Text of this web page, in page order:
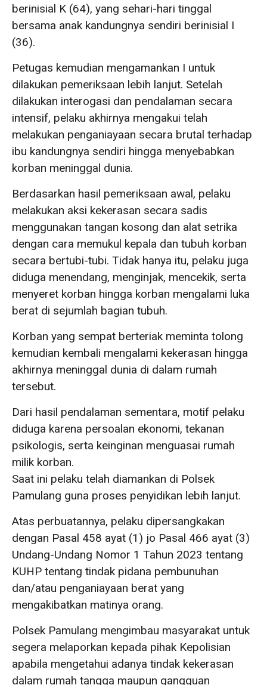
berinisial K (64), yang sehari-hari tinggal
bersama anak kandungnya sendiri berinisial I
(36).
Petugas kemudian mengamankan I untuk
dilakukan pemeriksaan lebih lanjut. Setelah
dilakukan interogasi dan pendalaman secara
intensif, pelaku akhirnya mengakui telah
melakukan penganiayaan secara brutal terhadap
ibu kandungnya sendiri hingga menyebabkan
korban meninggal dunia.
Berdasarkan hasil pemeriksaan awal, pelaku
melakukan aksi kekerasan secara sadis
menggunakan tangan kosong dan alat setrika
dengan cara memukul kepala dan tubuh korban
secara bertubi-tubi. Tidak hanya itu, pelaku juga
diduga menendang, menginjak, mencekik, serta
menyeret korban hingga korban mengalami luka
berat di sejumlah bagian tubuh.
Korban yang sempat berteriak meminta tolong
kemudian kembali mengalami kekerasan hingga
akhirnya meninggal dunia di dalam rumah
tersebut.
Dari hasil pendalaman sementara, motif pelaku
diduga karena persoalan ekonomi, tekanan
psikologis, serta keinginan menguasai rumah
milik korban.
Saat ini pelaku telah diamankan di Polsek
Pamulang guna proses penyidikan lebih lanjut.
Atas perbuatannya, pelaku dipersangkakan
dengan Pasal 458 ayat (1) jo Pasal 466 ayat (3)
Undang-Undang Nomor 1 Tahun 2023 tentang
KUHP tentang tindak pidana pembunuhan
dan/atau penganiayaan berat yang
mengakibatkan matinya orang.
Polsek Pamulang mengimbau masyarakat untuk
segera melaporkan kepada pihak Kepolisian
apabila mengetahui adanya tindak kekerasan
dalam rumah tangga maupun gangguan